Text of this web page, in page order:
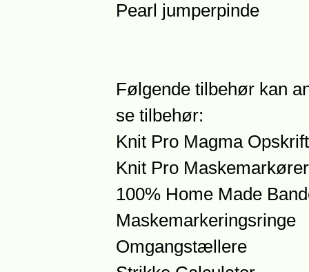
Pearl jumperpinde
Følgende tilbehør kan
se tilbehør:
Knit Pro Magma
Knit Pro Maskemarkører
100% Home Made
Maskemarkeringsringe
Omgangstællere